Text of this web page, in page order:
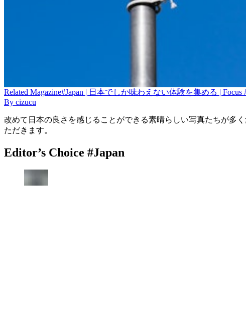
Related Magazine#Japan | 日本でしか味わえない体験を集める | Focus
By cizucu
改めて日本の良さを感じることができる素晴らしい写真たちが多
ただきます。
Editor’s Choice #Japan